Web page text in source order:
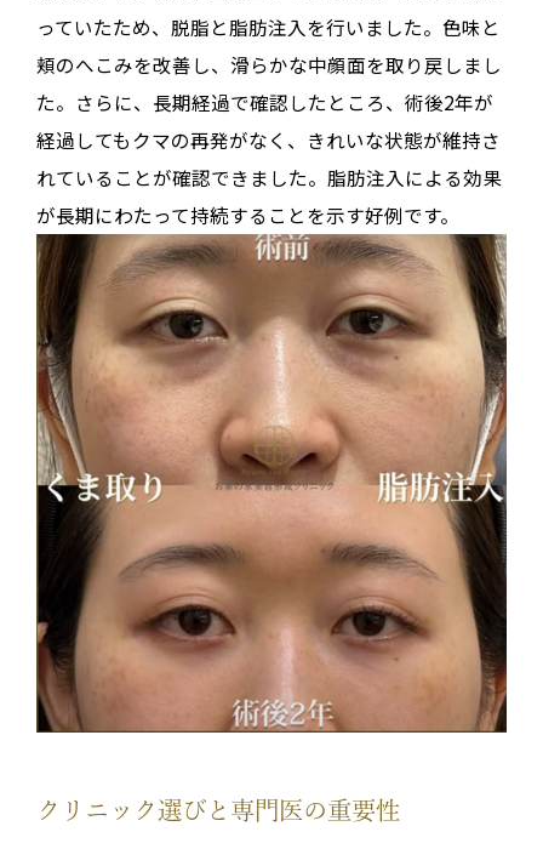
っていたため、脱脂と脂肪注入を行いました。色味と
頬のへこみを改善し、滑らかな中顔面を取り戻しまし
た。さらに、長期経過で確認したところ、術後2年が
経過してもクマの再発がなく、きれいな状態が維持さ
れていることが確認できました。脂肪注入による効果
が長期にわたって持続することを示す好例です。
クリニック選びと専門医の重要性